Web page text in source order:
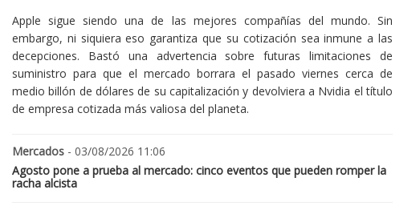
Apple sigue siendo una de las mejores compañías del mundo. Sin
embargo, ni siquiera eso garantiza que su cotización sea inmune a las
decepciones. Bastó una advertencia sobre futuras limitaciones de
suministro para que el mercado borrara el pasado viernes cerca de
medio billón de dólares de su capitalización y devolviera a Nvidia el título
de empresa cotizada más valiosa del planeta.
Mercados - 03/08/2026 11:06
Agosto pone a prueba al mercado: cinco eventos que pueden romper la
racha alcista